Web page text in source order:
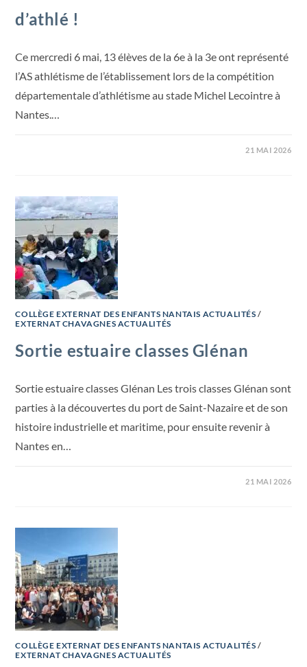
d’athlé !
Ce mercredi 6 mai, 13 élèves de la 6e à la 3e ont représenté
l’AS athlétisme de l’établissement lors de la compétition
départementale d’athlétisme au stade Michel Lecointre à
Nantes.…
21 MAI 2026
COLLÈGE EXTERNAT DES ENFANTS NANTAIS ACTUALITÉS /
EXTERNAT CHAVAGNES ACTUALITÉS
Sortie estuaire classes Glénan
Sortie estuaire classes Glénan Les trois classes Glénan sont
parties à la découvertes du port de Saint-Nazaire et de son
histoire industrielle et maritime, pour ensuite revenir à
Nantes en…
21 MAI 2026
COLLÈGE EXTERNAT DES ENFANTS NANTAIS ACTUALITÉS /
EXTERNAT CHAVAGNES ACTUALITÉS